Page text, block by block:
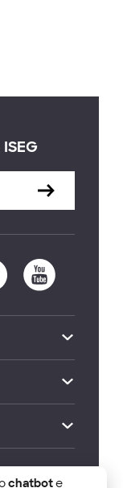
chatbote